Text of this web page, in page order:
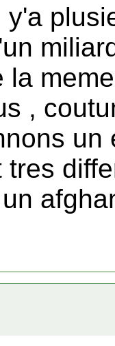
y'a
la
,
un
tres